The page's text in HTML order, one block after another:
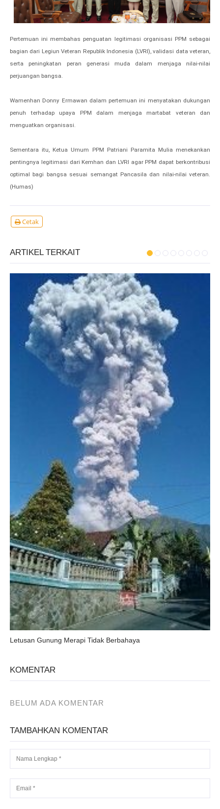
Pertemuan ini membahas penguatan legitimasi organisasi PPM sebagai
bagian dari Legiun Veteran Republik Indonesia (LVRI), validasi data veteran,
serta peningkatan peran generasi muda dalam menjaga nilai-nilai
perjuangan bangsa.
Wamenhan Donny Ermawan dalam pertemuan ini menyatakan dukungan
penuh terhadap upaya PPM dalam menjaga martabat veteran dan
menguatkan organisasi.
Sementara itu, Ketua Umum PPM Patriani Paramita Mulia menekankan
pentingnya legitimasi dari Kemhan dan LVRI agar PPM dapat berkontribusi
optimal bagi bangsa sesuai semangat Pancasila dan nilai-nilai veteran.
(Humas)
Cetak
ARTIKEL TERKAIT
Letusan Gunung Merapi Tidak Berbahaya
KOMENTAR
BELUM ADA KOMENTAR
TAMBAHKAN KOMENTAR